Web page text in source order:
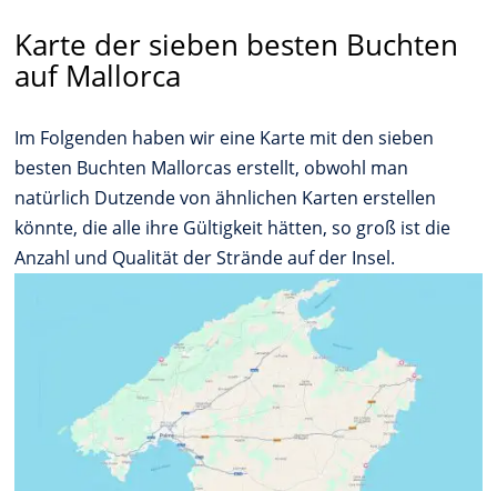
Karte der sieben besten Buchten
auf Mallorca
Im Folgenden haben wir eine Karte mit den sieben
besten Buchten Mallorcas erstellt, obwohl man
natürlich Dutzende von ähnlichen Karten erstellen
könnte, die alle ihre Gültigkeit hätten, so groß ist die
Anzahl und Qualität der Strände auf der Insel.